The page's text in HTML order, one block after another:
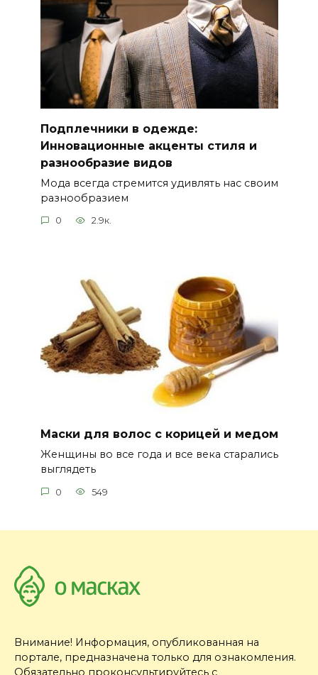
Подплечники в одежде:
Инновационные акценты стиля и
разнообразие видов
Мода всегда стремится удивлять нас своим
разнообразием
0 2.9к.
Маски для волос с корицей и медом
Женщины во все года и все века старались
выглядеть
0 549
Внимание! Информация, опубликованная на
портале, предназначена только для ознакомления.
Обязательно проконсультируйтесь с